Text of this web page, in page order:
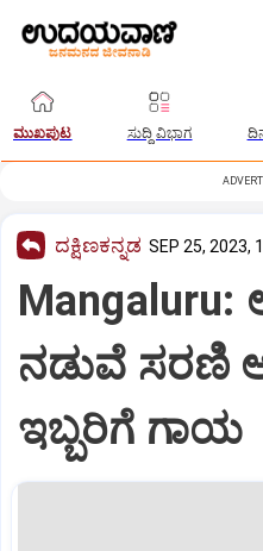
ಮುಖಪುಟ ಸುದ್ದಿ ವಿಭಾಗ
ದಕ್ಷಿಣಕನ್ನಡ SEP 25, 2023,
Mangaluru:
ನಡುವೆ ಸರಣಿ
ಇಬ್ಬರಿಗೆ ಗಾಯ